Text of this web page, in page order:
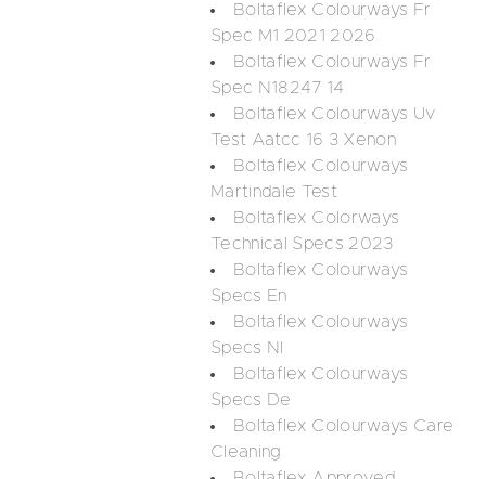
Boltaflex Colourways Fr
Spec M1 2021 2026
Boltaflex Colourways Fr
Spec N18247 14
Boltaflex Colourways Uv
Test Aatcc 16 3 Xenon
Boltaflex Colourways
Martindale Test
Boltaflex Colorways
Technical Specs 2023
Boltaflex Colourways
Specs En
Boltaflex Colourways
Specs Nl
Boltaflex Colourways
Specs De
Boltaflex Colourways Care
Cleaning